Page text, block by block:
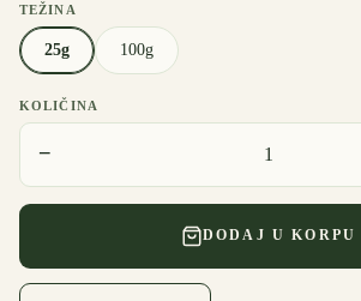
TEŽINA
25g 100g
KOLIČINA
−
DODAJ U KORPU